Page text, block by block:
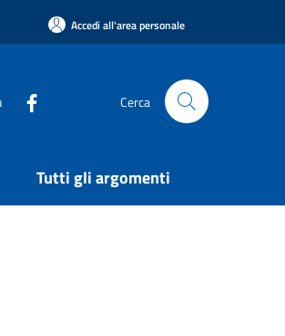
Accedi all'area personale
Cerca
Tutti gli argomenti